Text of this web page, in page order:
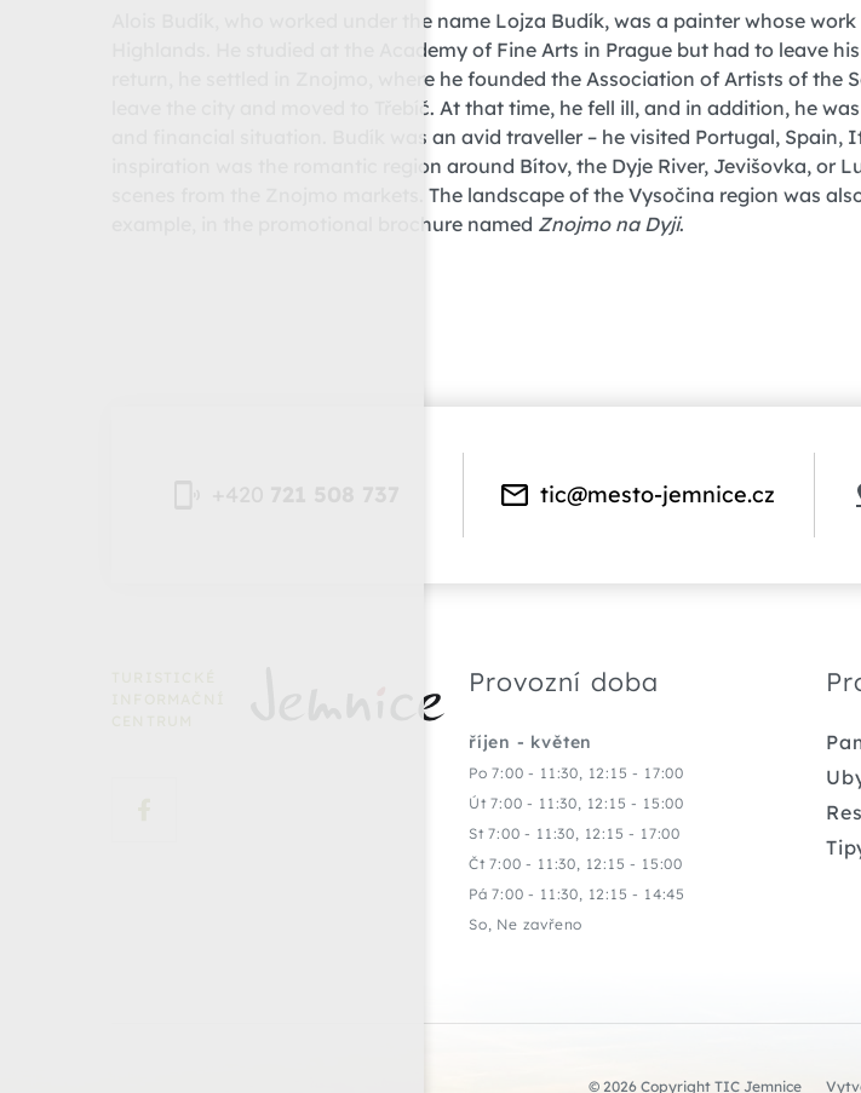
Alois Budík, who worked under the name Lojza Budík, was a painter whose
Highlands. He studied at the Academy of Fine Arts in Prague but had to leave
return, he settled in Znojmo, where he founded the Association of Artists of
leave the city and moved to Třebíč. At that time, he fell ill, and in addition, he
and financial situation. Budík was an avid traveller – he visited Portugal, Spain,
inspiration was the romantic region around Bítov, the Dyje River, Jevišovka, or
scenes from the Znojmo markets. The landscape of the Vysočina region was
example, in the promotional brochure named Znojmo na Dyji.
tic@mesto-jemnice.cz
Provozní doba
říjen - květen
Po 7:00 - 11:30, 12:15 - 17:00
Út 7:00 - 11:30, 12:15 - 15:00
St 7:00 - 11:30, 12:15 - 17:00
Čt 7:00 - 11:30, 12:15 - 15:00
Pá 7:00 - 11:30, 12:15 - 14:45
So, Ne zavřeno
© 2026 Copyright TIC Jemnice